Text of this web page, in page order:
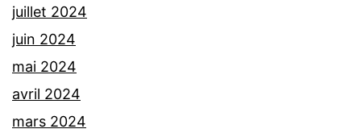
juillet 2024
juin 2024
mai 2024
avril 2024
mars 2024